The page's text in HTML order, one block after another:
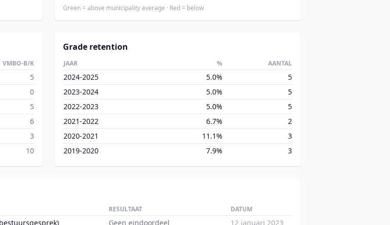
Green = above municipality average · Red = below
VMBO-B/K
5
0
5
6
3
10
Grade retention
JAAR % AANTAL
2024-2025 5.0%
5
2023-2024
5.0%
5
2022-2023
5.0%
5
2021-2022
6.7%
2
2020-2021
11.1%
3
2019-2020
7.9% 3
RESULTAAT DATUM
Geen eindoordeel
12 januari 2023